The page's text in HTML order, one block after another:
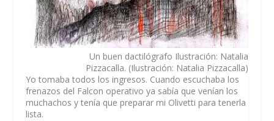
Un buen dactilógrafo Ilustración: Natalia
Pizzacalla. (Ilustración: Natalia Pizzacalla)
Yo tomaba todos los ingresos. Cuando escuchaba los
frenazos del Falcon operativo ya sabía que venían los
muchachos y tenía que preparar mi Olivetti para tenerla
lista.